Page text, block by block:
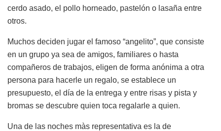
cerdo asado, el pollo horneado, pastelón o lasaña entre
otros.
Muchos deciden jugar el famoso “angelito”, que consiste
en un grupo ya sea de amigos, familiares o hasta
compañeros de trabajos, eligen de forma anónima a otra
persona para hacerle un regalo, se establece un
presupuesto, el día de la entrega y entre risas y pista y
bromas se descubre quien toca regalarle a quien.
Una de las noches màs representativa es la de